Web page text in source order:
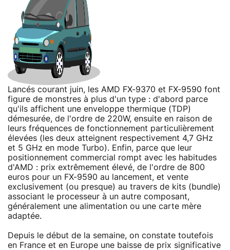
Lancés courant juin, les AMD FX-9370 et FX-9590 font
figure de monstres à plus d'un type : d'abord parce
qu'ils affichent une enveloppe thermique (TDP)
démesurée, de l'ordre de 220W, ensuite en raison de
leurs fréquences de fonctionnement particulièrement
élevées (les deux atteignent respectivement 4,7 GHz
et 5 GHz en mode Turbo). Enfin, parce que leur
positionnement commercial rompt avec les habitudes
d'AMD : prix extrêmement élevé, de l'ordre de 800
euros pour un FX-9590 au lancement, et vente
exclusivement (ou presque) au travers de kits (bundle)
associant le processeur à un autre composant,
généralement une alimentation ou une carte mère
adaptée.
Depuis le début de la semaine, on constate toutefois
en France et en Europe une baisse de prix significative